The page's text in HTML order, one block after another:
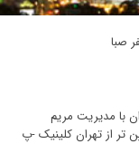
صبا
با مدیریت مریم
تر از تهران کلینیک -پ